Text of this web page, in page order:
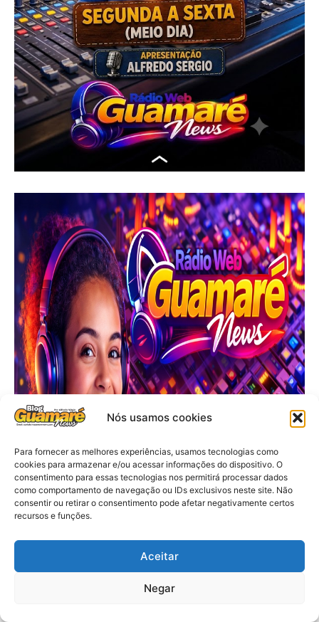
Nós usamos cookies
Para fornecer as melhores experiências, usamos tecnologias como
cookies para armazenar e/ou acessar informações do dispositivo. O
consentimento para essas tecnologias nos permitirá processar dados
como comportamento de navegação ou IDs exclusivos neste site. Não
consentir ou retirar o consentimento pode afetar negativamente certos
recursos e funções.
Aceitar
Negar